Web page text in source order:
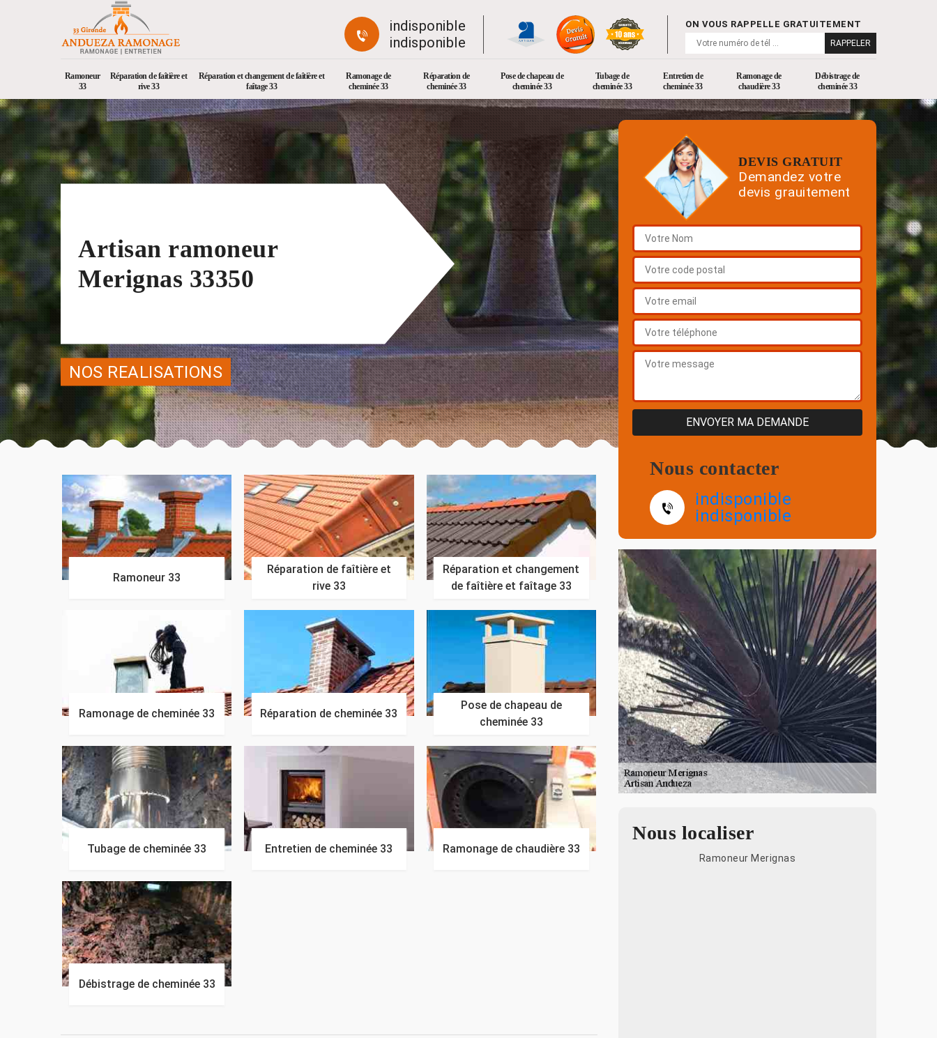
indisponible
indisponible
ON VOUS RAPPELLE GRATUITEMENT
Ramoneur
33
Réparation de faîtière et
rive 33
Réparation et changement de faîtière et
faîtage 33
Ramonage de
cheminée 33
Réparation de
cheminée 33
Pose de chapeau de
cheminée 33
Tubage de
cheminée 33
Entretien de
cheminée 33
Ramonage de
chaudière 33
Débistrage de
cheminée 33
Artisan ramoneur
Merignas 33350
NOS REALISATIONS
Ramoneur 33
Réparation de faîtière et
rive 33
Réparation et changement
de faîtière et faîtage 33
Ramonage de cheminée 33 Réparation de cheminée 33
Pose de chapeau de
cheminée 33
Tubage de cheminée 33 Entretien de cheminée 33 Ramonage de chaudière 33
Débistrage de cheminée 33
DEVIS GRATUIT
Demandez votre
devis grauitement
Nous contacter
indisponible
indisponible
Nous localiser
Ramoneur Merignas